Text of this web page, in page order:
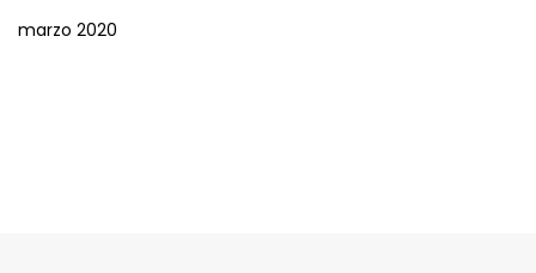
marzo 2020